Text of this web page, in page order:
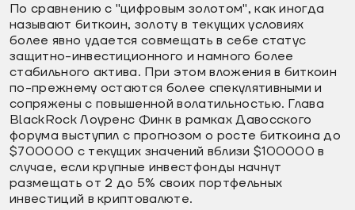
По сравнению с "цифровым золотом", как иногда
называют биткоин, золоту в текущих условиях
более явно удается совмещать в себе статус
защитно-инвестиционного и намного более
стабильного актива. При этом вложения в биткоин
по-прежнему остаются более спекулятивными и
сопряжены с повышенной волатильностью. Глава
BlackRock Лоуренс Финк в рамках Давосского
форума выступил с прогнозом о росте биткоина до
$700000 с текущих значений вблизи $100000 в
случае, если крупные инвестфонды начнут
размещать от 2 до 5% своих портфельных
инвестиций в криптовалюте.